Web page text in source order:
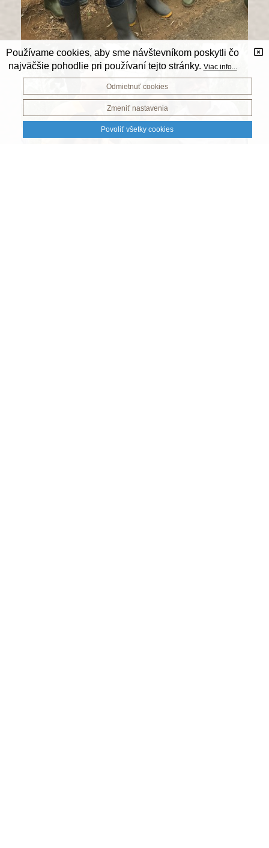
Používame cookies, aby sme návštevníkom poskytli čo
najväčšie pohodlie pri používaní tejto stránky. Viac info...
Odmietnuť cookies
Zmeniť nastavenia
Povoliť všetky cookies